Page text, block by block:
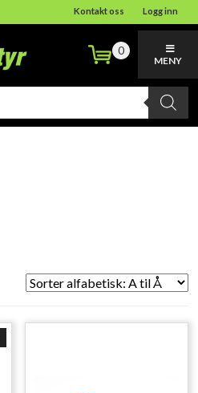
Kontakt oss Logg inn
0
MENY